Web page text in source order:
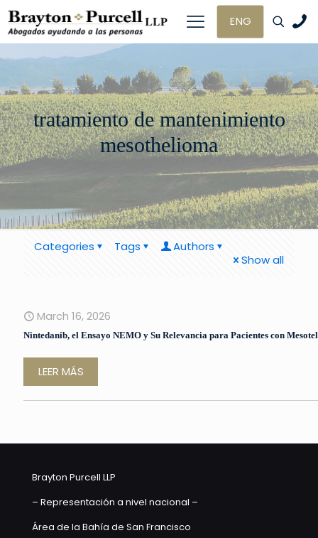
ENG
tratamiento de mantenimiento
mesothelioma
Categories Tags
Authors
Show all
March 16, 2026
Nintedanib, el Ensayo NEMO y Su Relevancia para Pacientes con
LEER MÁS
Brayton Purcell LLP
– Representación a nivel nacional –
Área de la Bahía de San Francisco